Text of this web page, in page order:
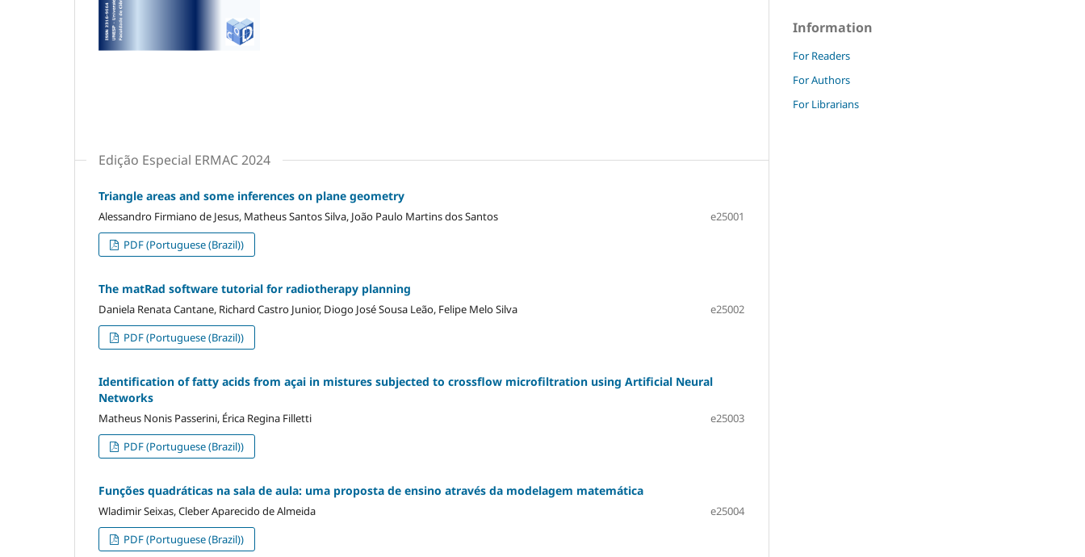
Edição Especial ERMAC 2024
Triangle areas and some inferences on plane geometry
Alessandro Firmiano de Jesus, Matheus Santos Silva, João Paulo Martins dos Santos
e25001
PDF (Portuguese (Brazil))
The matRad software tutorial for radiotherapy planning
Daniela Renata Cantane, Richard Castro Junior, Diogo José Sousa Leão, Felipe Melo Silva
e25002
PDF (Portuguese (Brazil))
Identification of fatty acids from açai in mistures subjected to crossflow microfiltration using Artificial Neural
Networks
Matheus Nonis Passerini, Érica Regina Filletti
e25003
PDF (Portuguese (Brazil))
Funções quadráticas na sala de aula: uma proposta de ensino através da modelagem matemática
Wladimir Seixas, Cleber Aparecido de Almeida
e25004
PDF (Portuguese (Brazil))
Information
For Readers
For Authors
For Librarians